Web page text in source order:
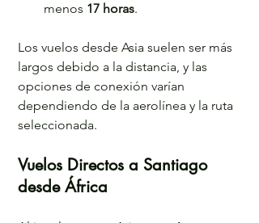
menos 17 horas.
Los vuelos desde Asia suelen ser más
largos debido a la distancia, y las
opciones de conexión varían
dependiendo de la aerolínea y la ruta
seleccionada.
Vuelos Directos a Santiago
desde África